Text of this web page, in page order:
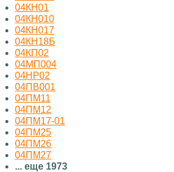
04КН01
04КН010
04КН017
04КН18Б
04КП02
04МП004
04НР02
04ПВ001
04ПМ11
04ПМ12
04ПМ17-01
04ПМ25
04ПМ26
04ПМ27
... еще 1973